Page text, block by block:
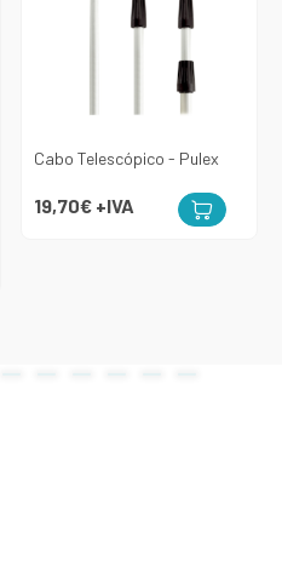
Cabo Telescópico - Pulex
19,70€ +IVA